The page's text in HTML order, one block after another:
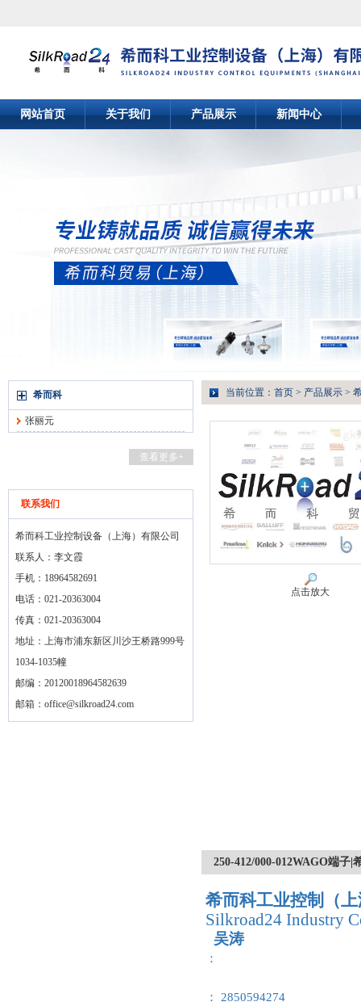
网站首页 关于我们 产品展示 新闻中心
希而科
张丽元
查看更多+
联系我们
希而科工业控制设备（上海）有限公司
联系人：李文霞
手机：18964582691
电话：021-20363004
传真：021-20363004
地址：上海市浦东新区川沙王桥路999号
1034-1035幢
邮编：20120018964582639
邮箱： office@silkroad24.com
当前位置： 首页 > 产品展示 >
点击放大
250-412/000-012WAGO端子
希而科工业控制（
Silkroad24 Industry
吴涛
：
： 2850594274